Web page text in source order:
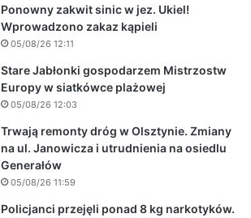
Ponowny zakwit sinic w jez. Ukiel!
Wprowadzono zakaz kąpieli
05/08/26 12:11
Stare Jabłonki gospodarzem Mistrzostw
Europy w siatkówce plażowej
05/08/26 12:03
Trwają remonty dróg w Olsztynie. Zmiany
na ul. Janowicza i utrudnienia na osiedlu
Generałów
05/08/26 11:59
Policjanci przejęli ponad 8 kg narkotyków.